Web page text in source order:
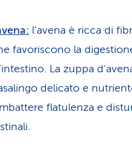
l’avena è ricca di
favoriscono la
La zuppa
delicato e
flatulenza e